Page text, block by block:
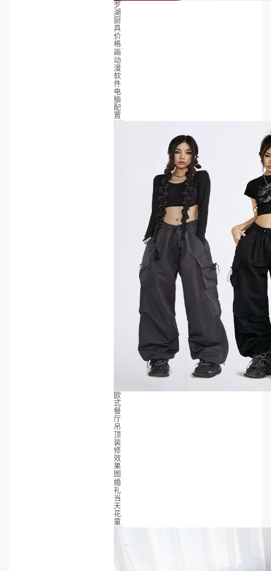
罗
湖
厨
具
价
格
画
动
漫
软
件
电
脑
配
置
欧
式
餐
厅
吊
顶
装
修
效
果
图
婚
礼
当
天
花
童